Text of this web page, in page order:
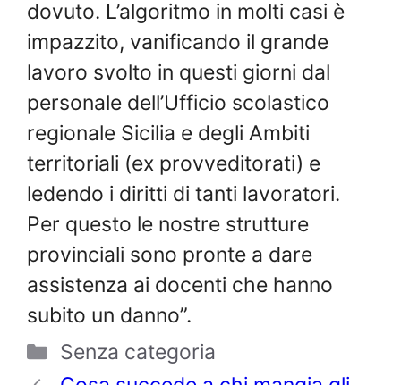
dovuto. L’algoritmo in molti casi è
impazzito, vanificando il grande
lavoro svolto in questi giorni dal
personale dell’Ufficio scolastico
regionale Sicilia e degli Ambiti
territoriali (ex provveditorati) e
ledendo i diritti di tanti lavoratori.
Per questo le nostre strutture
provinciali sono pronte a dare
assistenza ai docenti che hanno
subito un danno”.
Categorie
Senza categoria